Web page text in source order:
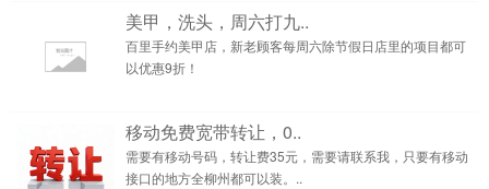
美甲，洗头，周六打九..
百里手约美甲店，新老顾客每周六除节假日店里的项目都可
以优惠9折！
移动免费宽带转让，0..
需要有移动号码，转让费35元，需要请联系我，只要有移动
接口的地方全柳州都可以装。..